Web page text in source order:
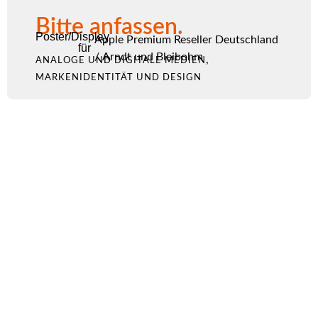
Bitte anfassen.
Poster/Display
für
Apple Premium Reseller Deutschland
/Arndt und Bleibohm
ANALOGE UND DIGITALE MEDIEN ,
MARKENIDENTITÄT UND DESIGN